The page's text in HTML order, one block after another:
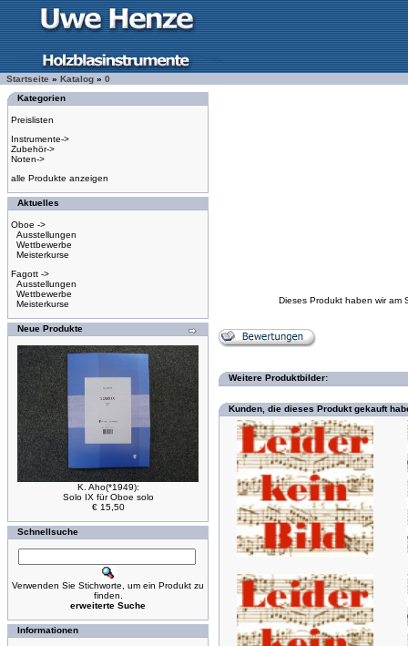
Startseite » Katalog » 0
Kategorien
Preislisten
Instrumente->
Zubehör->
Noten->
alle Produkte anzeigen
Aktuelles
Oboe ->
Ausstellungen
Wettbewerbe
Meisterkurse
Fagott ->
Ausstellungen
Wettbewerbe
Meisterkurse
Neue Produkte
K. Aho(*1949):
Solo IX für Oboe solo
€ 15,50
Schnellsuche
Verwenden Sie Stichworte, um ein Produkt zu
finden.
erweiterte Suche
Informationen
Dieses Produkt haben wir am
Weitere Produktbilder:
Kunden, die dieses Produkt gekauft